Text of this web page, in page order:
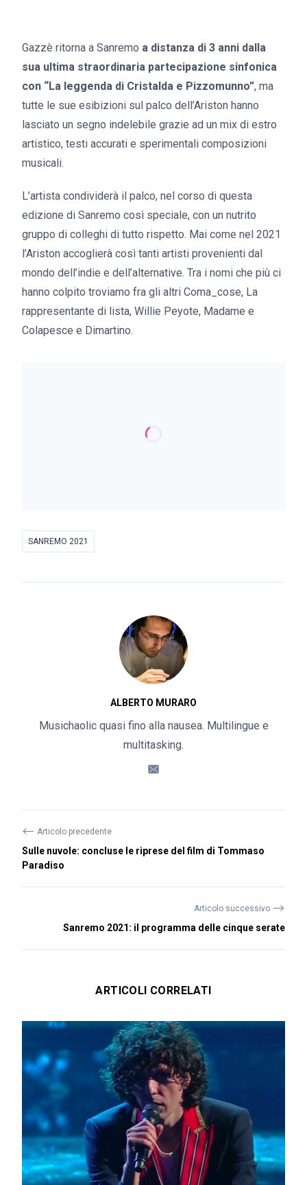
Gazzè ritorna a Sanremo a distanza di 3 anni dalla
sua ultima straordinaria partecipazione sinfonica
con “La leggenda di Cristalda e Pizzomunno”, ma
tutte le sue esibizioni sul palco dell’Ariston hanno
lasciato un segno indelebile grazie ad un mix di estro
artistico, testi accurati e sperimentali composizioni
musicali.
L’artista condividerà il palco, nel corso di questa
edizione di Sanremo così speciale, con un nutrito
gruppo di colleghi di tutto rispetto. Mai come nel 2021
l’Ariston accoglierà così tanti artisti provenienti dal
mondo dell’indie e dell’alternative. Tra i nomi che più ci
hanno colpito troviamo fra gli altri Coma_cose, La
rappresentante di lista, Willie Peyote, Madame e
Colapesce e Dimartino.
SANREMO 2021
ALBERTO MURARO
Musichaolic quasi fino alla nausea. Multilingue e
multitasking.
⟵ Articolo precedente
Sulle nuvole: concluse le riprese del film di Tommaso
Paradiso
Articolo successivo ⟶
Sanremo 2021: il programma delle cinque serate
ARTICOLI CORRELATI